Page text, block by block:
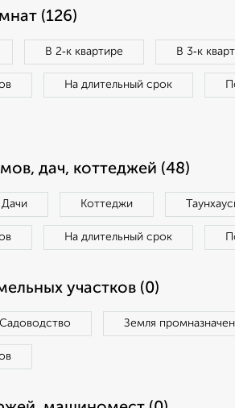
(126)
В 2‑к квартире В 3‑к
На длительный срок
дач, коттеджей (48)
Дачи Коттеджи
На длительный срок
участков (0)
Садоводство Земля